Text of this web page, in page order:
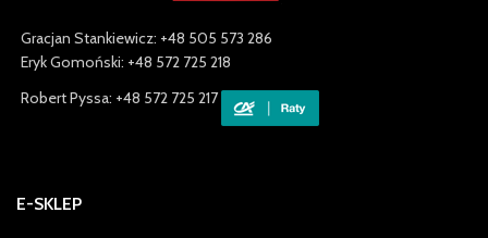
Gracjan Stankiewicz: +48 505 573 286
Eryk Gomoński: +48 572 725 218
Robert Pyssa: +48 572 725 217
E-SKLEP